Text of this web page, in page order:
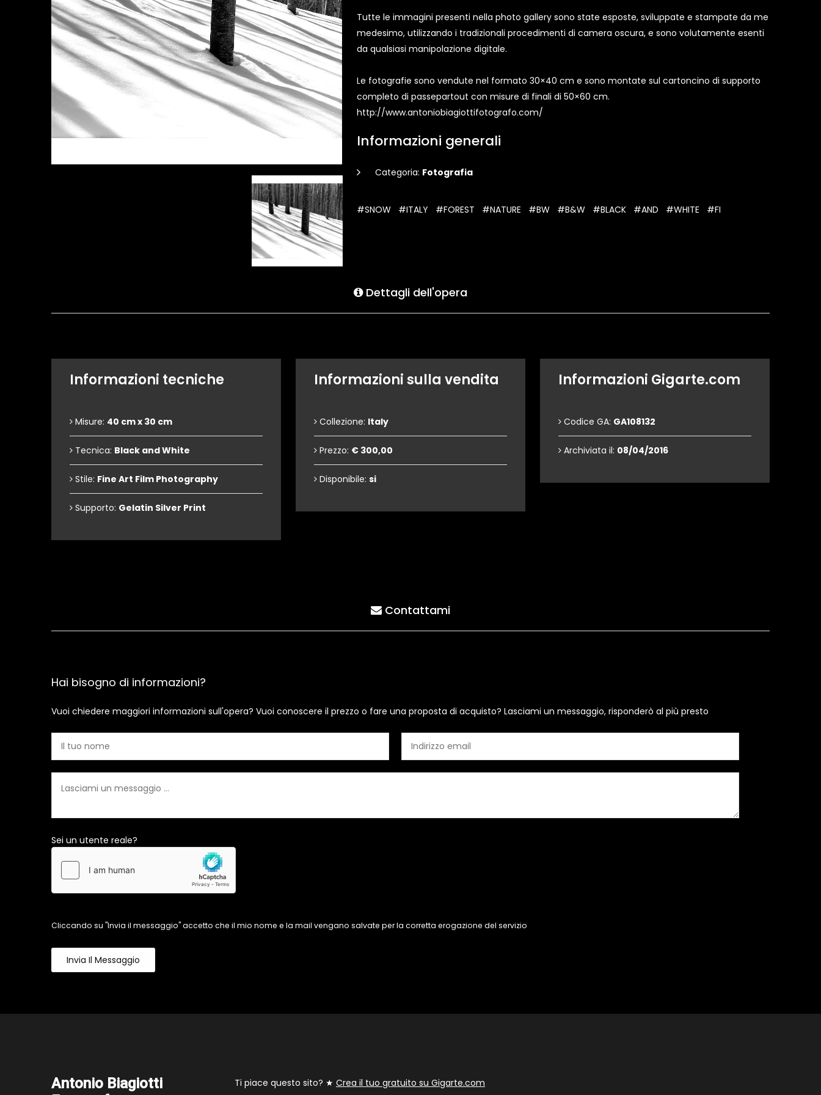
Tutte le immagini presenti nella photo gallery sono state esposte, sviluppate e stampate da me
medesimo, utilizzando i tradizionali procedimenti di camera oscura, e sono volutamente esenti
da qualsiasi manipolazione digitale.
Le fotografie sono vendute nel formato 30×40 cm e sono montate sul cartoncino di supporto
completo di passepartout con misure di finali di 50×60 cm.
http://www.antoniobiagiottifotografo.com/
Informazioni generali
Categoria: Fotografia
#SNOW #ITALY #FOREST #NATURE #BW #B&W #BLACK #AND #WHITE #FI
Dettagli dell'opera
Informazioni tecniche
Misure: 40 cm x 30 cm
Tecnica: Black and White
Stile: Fine Art Film Photography
Supporto: Gelatin Silver Print
Informazioni sulla vendita
Collezione: Italy
Prezzo: € 300,00
Disponibile: si
Informazioni Gigarte.com
Codice GA: GA108132
Archiviata il: 08/04/2016
Contattami
Hai bisogno di informazioni?
Vuoi chiedere maggiori informazioni sull'opera? Vuoi conoscere il prezzo o fare una proposta di acquisto? Lasciami un messaggio, risponderò al più presto
Sei un utente reale?
Cliccando su "Invia il messaggio" accetto che il mio nome e la mail vengano salvate per la corretta erogazione del servizio
Invia Il Messaggio
Antonio Biagiotti
Ti piace questo sito? ★ Crea il tuo gratuito su Gigarte.com